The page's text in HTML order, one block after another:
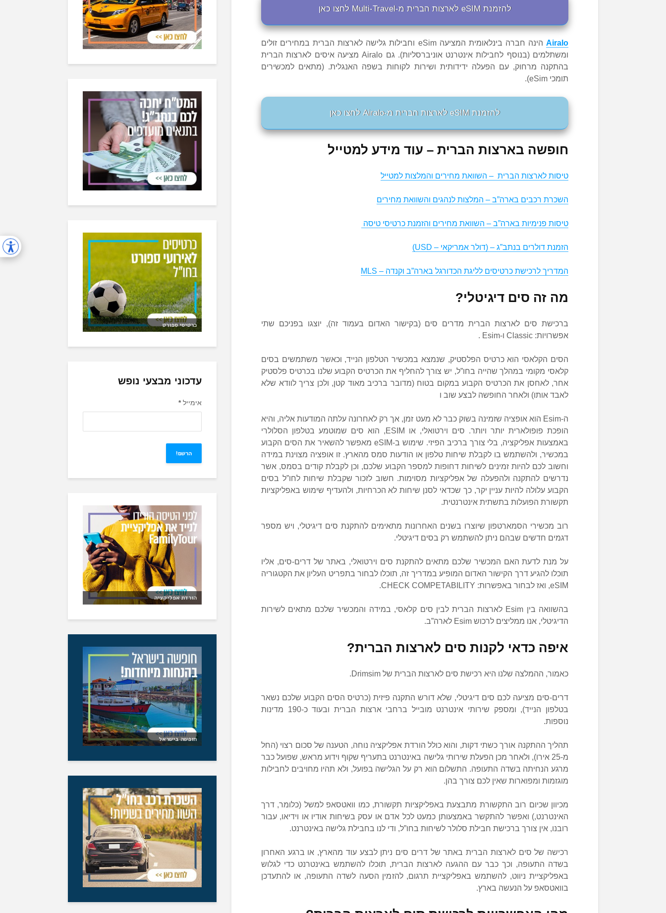
להזמנת eSIM לארצות הברית מ-Multi-Travel לחצו כאן
Airalo
הינה חברה בינלאומית המציעה eSim וחבילות גלישה לארצות הברית במחירים זולים
ומשתלמים (בנוסף לחבילות אינטרנט אוניברסליות). גם Airalo מציעה איסים לארצות הברית
בהתקנה מרחוק, עם הפעלה ידידותית ושירות לקוחות בשפה האנגלית. (מתאים למכשירים
תומכי eSim).
להזמנת eSIM לארצות הברית מ-Airalo לחצו כאן
חופשה בארצות הברית – עוד מידע למטייל
טיסות לארצות הברית – השוואת מחירים והמלצות למטייל
השכרת רכבים בארה”ב – המלצות לנהגים והשוואת מחירים
טיסות פנימיות בארה”ב – השוואת מחירים והזמנת כרטיסי טיסה
הזמנת דולרים בנתב”ג – (דולר אמריקאי – USD)
המדריך לרכישת כרטיסים לליגת הכדורגל בארה”ב וקנדה – MLS
מה זה סים דיגיטלי?
ברכישת סים לארצות הברית מדרים סים (בקישור האדום בעמוד זה), יוצגו בפניכם שתי
אפשרויות: Classic ו-Esim .
הסים הקלאסי הוא כרטיס הפלסטיק, שנמצא במכשיר הטלפון הנייד, וכאשר משתמשים בסים
קלאסי מקומי במהלך שהייה בחו”ל, יש צורך להחליף את הכרטיס הקבוע שלנו בכרטיס פלסטיק
אחר, לאחסן את הכרטיס הקבוע במקום בטוח (מדובר ברכיב מאוד קטן, ולכן צריך לוודא שלא
לאבד אותו) ולאחר החופשה לבצע שוב ו
ה-Esim הוא אופציה שזמינה בשוק כבר לא מעט זמן, אך רק לאחרונה עלתה המודעות אליה, והיא
הופכת פופולארית יותר ויותר. סים וירטואלי, או ESIM, הוא סים שמוטמע בטלפון הסלולרי
באמצעות אפליקציה, בלי צורך ברכיב הפיזי. שימוש ב-eSIM מאפשר להשאיר את הסים הקבוע
במכשיר, ולהשתמש בו לקבלת שיחות טלפון או הודעות סמס מהארץ. זו אופציה מצוינת במידה
וחשוב לכם להיות זמינים לשיחות דחופות למספר הקבוע שלכם, וכן לקבלת קודים בסמס, אשר
נדרשים להתקנה ולהפעלה של אפליקציות מסוימות. חשוב לזכור שקבלת שיחות לחו”ל בסים
הקבוע עלולה להיות עניין יקר, כך שכדאי לסנן שיחות לא הכרחיות, ולהעדיף שימוש באפליקציות
תקשורת הפועלות בתשתית אינטרנטית.
רוב מכשירי הסמארטפון שיוצרו בשנים האחרונות מתאימים להתקנת סים דיגיטלי, ויש מספר
דגמים חדשים שבהם ניתן להשתמש רק בסים דיגיטלי.
על מנת לדעת האם המכשיר שלכם מתאים להתקנת סים וירטואלי, באתר של דרים-סים, אליו
תוכלו להגיע דרך הקישור האדום המופיע במדריך זה, תוכלו לבחור בתפריט העליון את הקטגוריה
eSIM, ואז לבחור באפשרות: CHECK COMPETABILITY.
בהשוואה בין Esim לארצות הברית לבין סים קלאסי, במידה והמכשיר שלכם מתאים לשירות
הדיגיטלי, אנו ממליצים לרכוש Esim לארה”ב.
איפה כדאי לקנות סים לארצות הברית?
כאמור, ההמלצה שלנו היא רכישת סים לארצות הברית של Drimsim.
דרים-סים מציעה לכם סים דיגיטלי, שלא דורש התקנה פיזית (כרטיס הסים הקבוע שלכם נשאר
בטלפון הנייד), ומספק שירותי אינטרנט מובייל ברחבי ארצות הברית ובעוד כ-190 מדינות
נוספות.
תהליך ההתקנה אורך כשתי דקות, והוא כולל הורדת אפליקציה נוחה, הטענה של סכום רצוי (החל
מ-25 אירו), ולאחר מכן הפעלת שירותי גלישה באינטרנט בתעריף שקוף וידוע מראש, שפועל כבר
מרגע הנחיתה בשדה התעופה. התשלום הוא רק על הגלישה בפועל, ולא תהיו מחויבים לחבילות
מוגזמות ומפוארות שאין לכם צורך בהן.
מכיוון שכיום רוב התקשורת מתבצעת באפליקציות תקשורת, כמו וואטסאפ למשל (כלומר, דרך
האינטרנט,) ואפשר להתקשר באמצעותן כמעט לכל אדם או עסק בשיחות אודיו או וידיאו, עבור
רובנו, אין צורך ברכישת חבילת סלולר לשיחות בחו”ל, ודי לנו בחבילת גלישה באינטרנט.
רכישה של סים לארצות הברית באתר של דרים סים ניתן לבצע עוד מהארץ, או ברגע האחרון
בשדה התעופה, וכך כבר עם ההגעה לארצות הברית, תוכלו להשתמש באינטרנט כדי לגלוש
באפליקציית ניווט, להשתמש באפליקציית תרגום, להזמין הסעה לשדה התעופה, או להתעדכן
בוואטסאפ על הנעשה בארץ.
כרטיסי ספורט
עדכוני מבצעי נופש
אימייל*
הורדת אפליקציה
חופשה בישראל